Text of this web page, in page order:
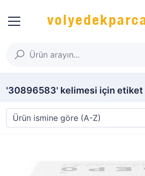
'30896583' kelimesi için etiket